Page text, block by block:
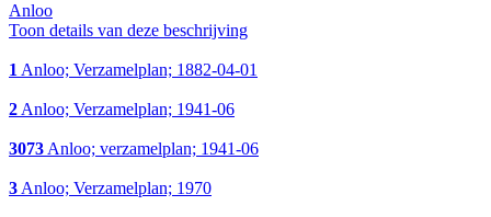
Anloo
Toon details van deze beschrijving
1Anloo; Verzamelplan; 1882-04-01
2Anloo; Verzamelplan; 1941-06
3073Anloo; verzamelplan; 1941-06
3Anloo; Verzamelplan; 1970